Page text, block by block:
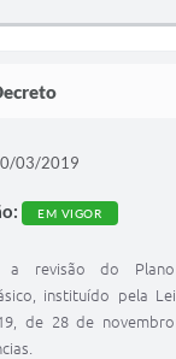
03/2019
EM VIGOR
a revisão do
instituído pela
de 28 de